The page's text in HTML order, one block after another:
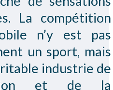
La compétition
n’y est pas
un sport, mais
industrie de
et de la